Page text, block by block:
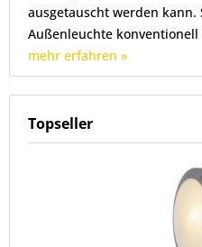
ausgetauscht werden
Außenleuchte
mehr erfahren »
Topseller